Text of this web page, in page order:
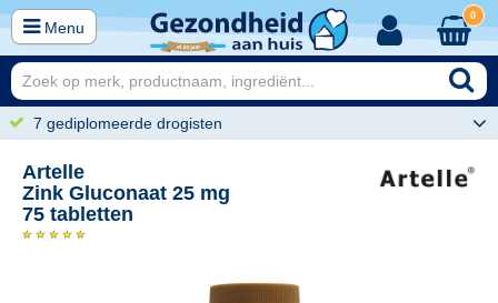
Menu
0
7 gediplomeerde drogisten
Artelle
Zink Gluconaat 25 mg
75 tabletten